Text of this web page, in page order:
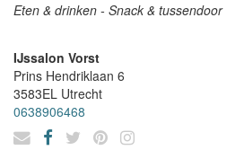
Eten & drinken - Snack & tussendoor
IJssalon Vorst
Prins Hendriklaan 6
3583EL Utrecht
0638906468